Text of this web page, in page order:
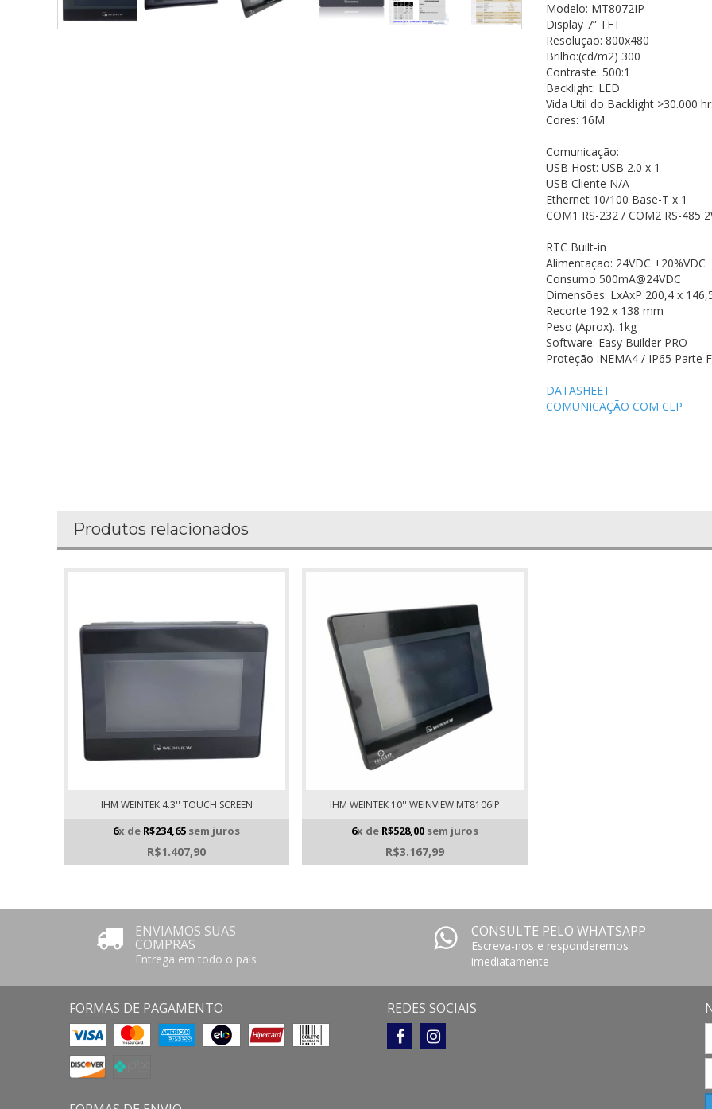
​Modelo: MT8072IP
Display 7” TFT
Resolução: 800x480
Brilho:(cd/m2) 300
Contraste: 500:1
Backlight: LED
Vida Util do Backlight >30.000
Cores: 16M
Comunicação:
USB Host: USB 2.0 x 1
USB Cliente N/A
Ethernet 10/100 Base-T x 1
COM1 RS-232 / COM2 RS-485
RTC Built-in
Alimentaçao: 24VDC ±20%VDC
Consumo 500mA@24VDC
Dimensões: LxAxP 200,4 x
Recorte 192 x 138 mm
Peso (Aprox). 1kg
Software: Easy Builder PRO
Proteção :NEMA4 / IP65 Parte
DATASHEET
COMUNICAÇÃO COM CLP
Produtos relacionados
IHM WEINTEK 4.3'' TOUCH SCREEN
6x de R$234,65 sem juros
R$1.407,90
IHM WEINTEK 10'' WEINVIEW MT8106IP
6x de R$528,00 sem juros
R$3.167,99
ENVIAMOS SUAS
COMPRAS
Entrega em todo o país
CONSULTE PELO WHATSAPP
Escreva-nos e responderemos
imediatamente
FORMAS DE PAGAMENTO REDES SOCIAIS